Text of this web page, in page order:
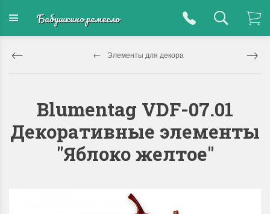
Бабушкино ремесло
Элементы для декора
Blumentag VDF-07.01
Декоративные элементы
"Яблоко желтое"